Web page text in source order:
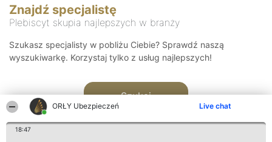
ORŁY Ubezpieczeń Live chat
18:47
Znajdź specjalistę
Plebiscyt skupia najlepszych w branży
Szukasz specjalisty w pobliżu Ciebie? Sprawdź naszą
wyszukiwarkę. Korzystaj tylko z usług najlepszych!
Szukaj